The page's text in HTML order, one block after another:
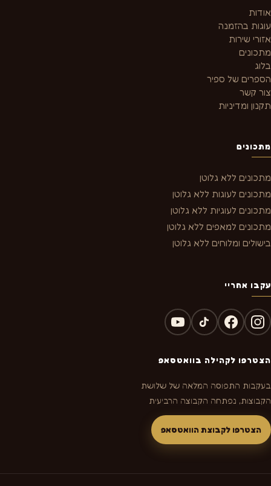
אודות
עוגות בהזמנה
אזורי שירות
מתכונים
בלוג
הספרים של ספיר
צור קשר
תקנון ומדיניות
מתכונים
מתכונים ללא גלוטן
מתכונים לעוגות ללא גלוטן
מתכונים לעוגיות ללא גלוטן
מתכונים למאפים ללא גלוטן
בישולים ומלוחים ללא גלוטן
עקבו אחריי
הצטרפו לקהילה בוואטסאפ
בעקבות התפוסה המלאה של שלושת
הקבוצות, נפתחה הקבוצה הרביעית
הצטרפו לקבוצת הוואטסאפ